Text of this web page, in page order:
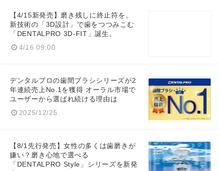
【4/15新発売】磨き残しに終止符を。
新技術の「3D設計」で歯をつつみこむ
「DENTALPRO 3D-FIT」誕生。
4/16 09:00
デンタルプロの歯間ブラシシリーズが2
年連続売上No.1を獲得 オーラル市場で
ユーザーから選ばれ続ける理由は
2025/12/25
【8/1先行発売】女性の多くは歯磨きが
嫌い？磨き心地で選べる
「DENTALPRO Style」シリーズを新発
Japanese
English